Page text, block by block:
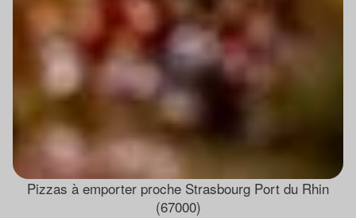
Pizzas à emporter proche Strasbourg Port du Rhin
(67000)